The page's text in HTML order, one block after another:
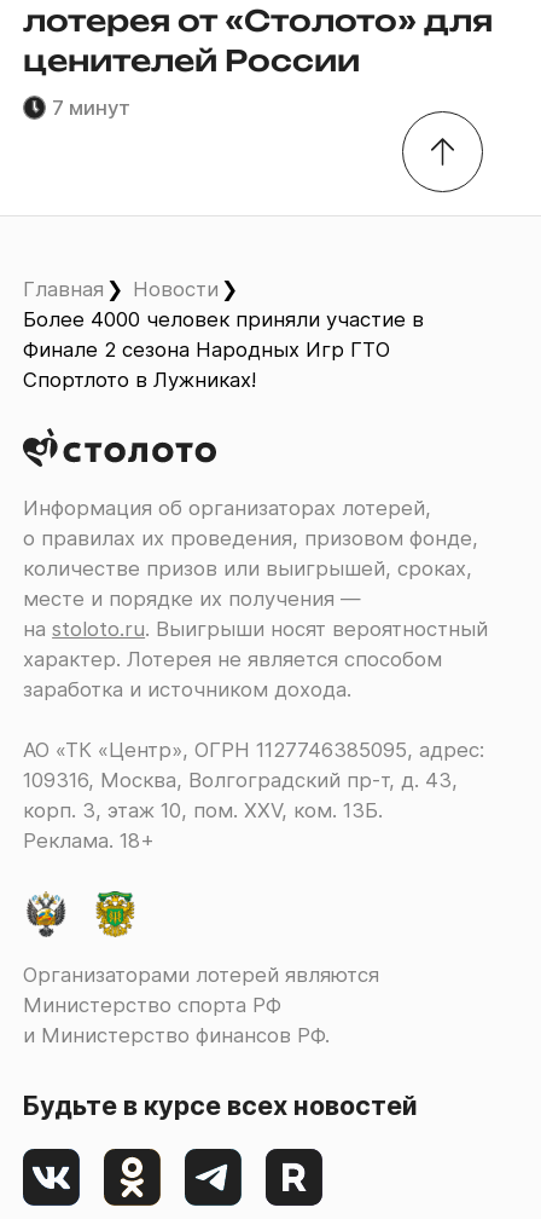
лотерея от «Столото» для
ценителей России
7 минут
Главная
Новости
Более 4000 человек приняли участие в
Финале 2 сезона Народных Игр ГТО
Спортлото в Лужниках!
Информация об организаторах лотерей,
о правилах их проведения, призовом фонде,
количестве призов или выигрышей, сроках,
месте и порядке их получения ―
наstoloto.ru. Выигрыши носят вероятностный
характер. Лотерея не является способом
заработка и источником дохода.
АО «ТК «Центр», ОГРН 1127746385095, адрес:
109316, Москва, Волгоградский пр-т, д. 43,
корп. 3, этаж 10, пом. XXV, ком. 13Б.
Реклама. 18+
Организаторами лотерей являются
Министерство спорта РФ
и Министерство финансов РФ.
Будьте в курсе всех новостей